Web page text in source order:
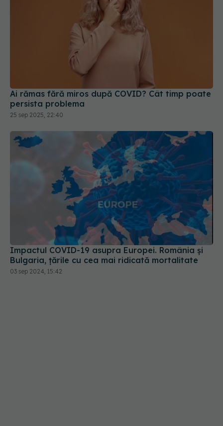
Ai rămas fără miros după COVID? Cât timp poate
persista problema
25 sep 2025, 22:40
Impactul COVID-19 asupra Europei. România și
Bulgaria, țările cu cea mai ridicată mortalitate
03 sep 2024, 15:42